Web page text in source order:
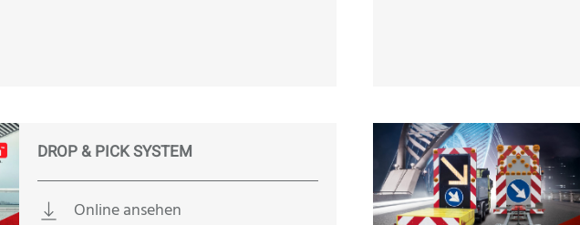
DROP & PICK SYSTEM
Online ansehen